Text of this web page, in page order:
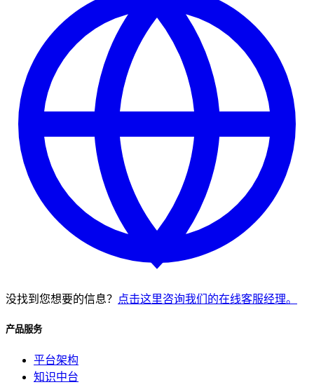
没找到您想要的信息？ 点击这里咨询我们的在线客服经理。
产品服务
平台架构
知识中台